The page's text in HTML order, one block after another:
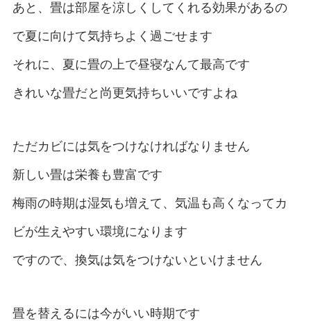
あと、畳は部屋を涼しくしてくれる効果があるの
で夏に向けて気持ちよく過ごせます
それに、夏に畳の上で昼寝なんて最高です
きれいな畳だと尚更気持ちいいですよね
ただカビには気をつけなければなりません
新しい畳は栄養も豊富です
梅雨の時期は湿気も増えて、気温も高くなってカ
ビが生えやすい環境になります
ですので、換気は気をつけないといけません
畳を替えるには今がいい時期です